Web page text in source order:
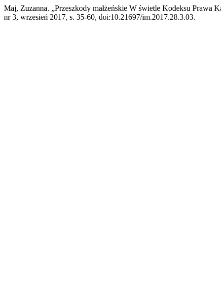
Maj, Zuzanna. „Przeszkody małżeńskie W świetle Kodeksu Prawa
nr 3, wrzesień 2017, s. 35-60, doi:10.21697/im.2017.28.3.03.